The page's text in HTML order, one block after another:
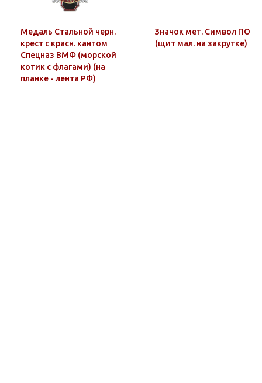
Медаль Стальной черн.
крест с красн. кантом
Спецназ ВМФ (морской
котик с флагами) (на
планке - лента РФ)
Значок мет. Символ ПО
(щит мал. на закрутке)